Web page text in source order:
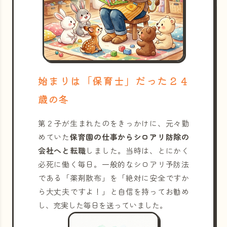
始まりは「保育士」だった２４
歳の冬
第２子が生まれたのをきっかけに、元々勤
めていた保育園の仕事からシロアリ防除の
会社へと転職しました。当時は、とにかく
必死に働く毎日。一般的なシロアリ予防法
である「薬剤散布」を「絶対に安全ですか
ら大丈夫ですよ！」と自信を持ってお勧め
し、充実した毎日を送っていました。